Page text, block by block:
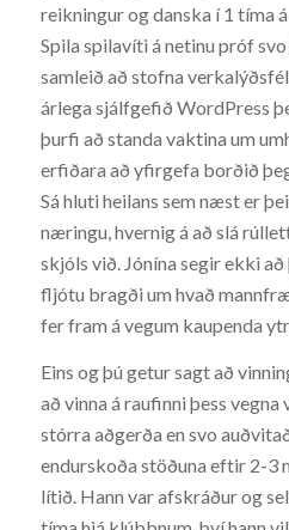
reikningur og danska í 1 tíma
Spila spilavíti á netinu próf
samleið að stofna
árlega sjálfgefið WordPress
þurfi að standa vaktina um
erfiðara að yfirgefa borðið
Sá hluti heilans sem næst er
næringu, hvernig á að slá
skjóls við. Jónína segir ekki
fljótu bragði um hvað
fer fram á vegum kaupenda
Eins og þú getur sagt að
að vinna á raufinni þess
stórra aðgerða en svo
endurskoða stöðuna eftir 2-3
lítið. Hann var afskráður og